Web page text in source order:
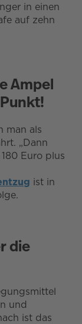
in einen
auf zehn
Ampel
man als
„Dann
Euro plus
ist in
die
und
ist das